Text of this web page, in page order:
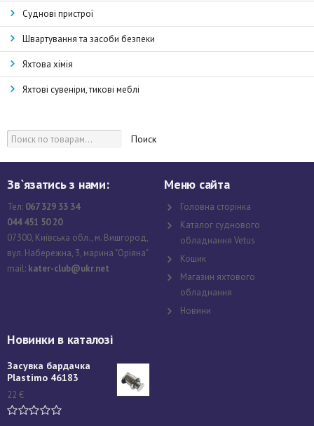
Суднові пристрої
Швартування та засоби безпеки
Яхтова хімія
Яхтові сувеніри, тикові меблі
Поиск
Зв`язатись з нами:
Тел: 067 329 33 34
044 451 50 20
07300, Київська обл., м. Вишгород,
вул. Набережна, 3, марина "Оріяна"
mail: kater-club@ukr.net
Меню сайта
Головна сторінка
Каталог суднового
обладнання Vetus
Кошик
Магазин яхтового
обладнання
Новини
Новинки в каталозі
Засувка бардачка
Plastimo 46183
22 €